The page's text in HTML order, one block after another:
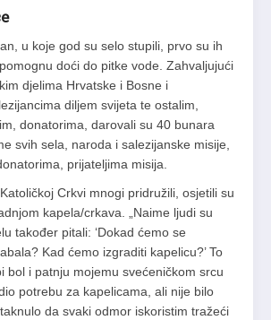
u koje god su selo stupili, prvo su ih
doći do pitke vode. Zahvaljujući
djelima Hrvatske i Bosne i
diljem svijeta te ostalim,
donatorima, darovali su 40 bunara
svih sela, naroda i salezijanske misije,
prijateljima misija.
Crkvi mnogi pridružili, osjetili su
kapela/crkava. „Naime ljudi su
također pitali: ‘Dokad ćemo se
Kad ćemo izgraditi kapelicu?’ To
bol i patnju mojemu svećeničkom srcu
potrebu za kapelicama, ali nije bilo
da svaki odmor iskoristim tražeći